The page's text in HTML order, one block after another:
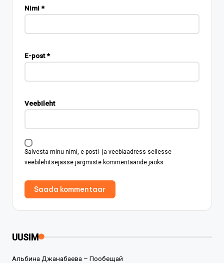
Nimi*
E-post*
Veebileht
Salvesta minu nimi, e-posti- ja veebiaadress sellesse
veebilehitsejasse järgmiste kommentaaride jaoks.
UUSIM
Альбина Джанабаева – Пообещай